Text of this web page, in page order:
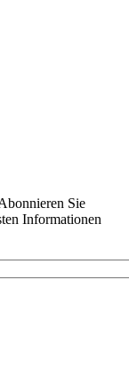
Sie
Informationen